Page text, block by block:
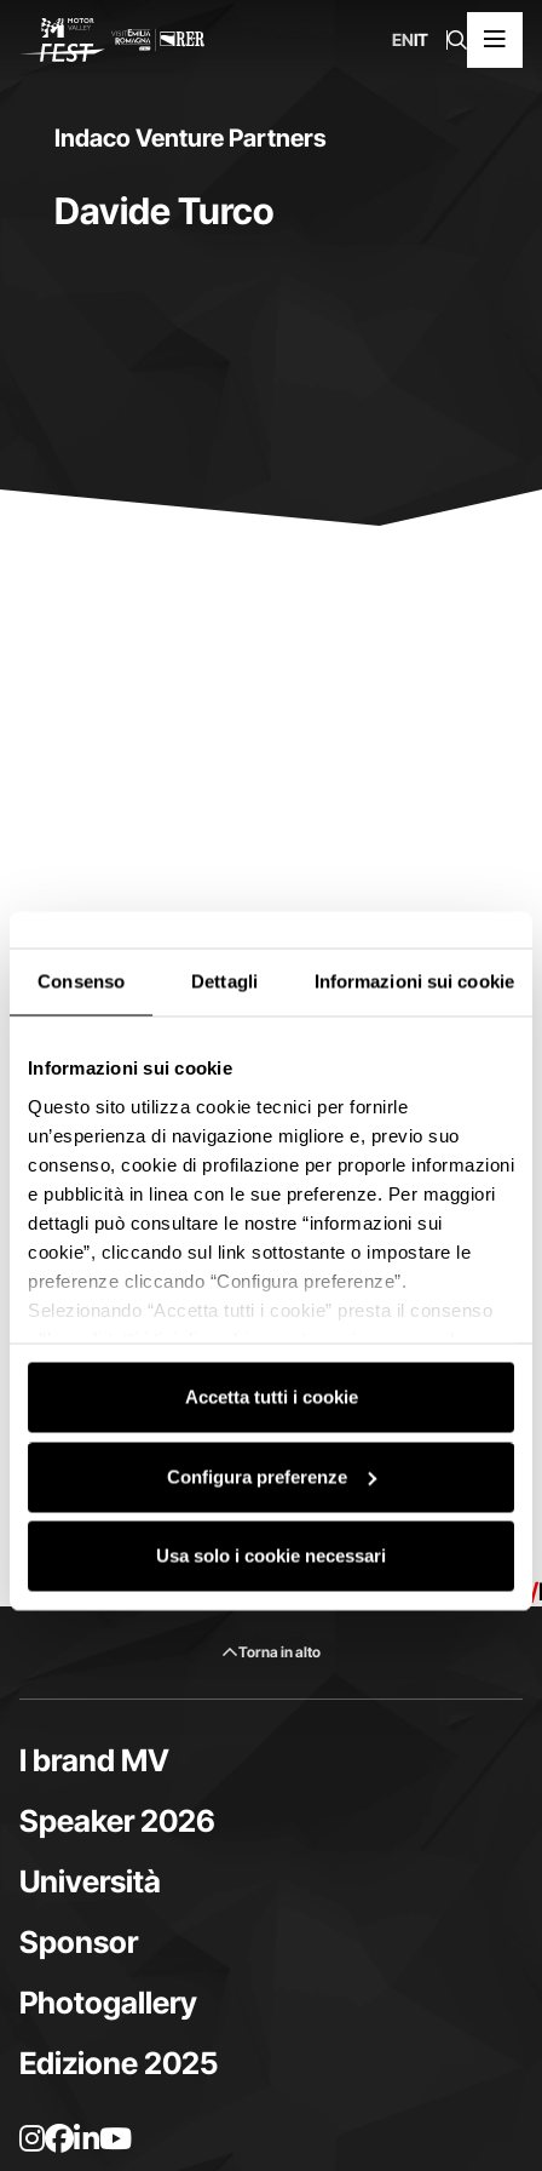
Consenso Dettagli Informazioni sui cookie
Informazioni sui cookie
Questo sito utilizza cookie tecnici per fornirle
un’esperienza di navigazione migliore e, previo suo
consenso, cookie di profilazione per proporle informazioni
e pubblicità in linea con le sue preferenze. Per maggiori
dettagli può consultare le nostre “informazioni sui
cookie”, cliccando sul link sottostante o impostare le
preferenze cliccando “Configura preferenze”.
Selezionando “Accetta tutti i cookie” presta il consenso
consenso cliccando su “Usa solo i cookie necessari” e
saranno attivati i soli cookie tecnici necessari al corretto
funzionamento del sito.
Accetta tutti i cookie
Configura preferenze
Usa solo i cookie necessari
ENIT
Davide Turco
Indaco Venture Partners
MVF25 MODENA MVF25 MODENA MVF25
Torna in alto
I brand MV
Speaker 2026
Università
Sponsor
Photogallery
Edizione 2025
L L L L